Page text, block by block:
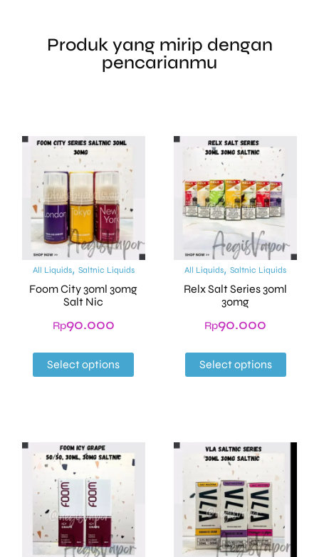
Produk yang mirip dengan
pencarianmu
All Liquids, Saltnic Liquids
Foom City 30ml 30mg
Salt Nic
Rp90.000
Select options
All Liquids,Saltnic Liquids
Relx Salt Series 30ml
30mg
Rp90.000
Select options